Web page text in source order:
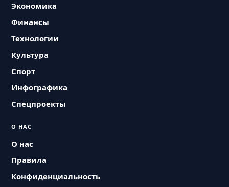
Экономика
Финансы
Технологии
Культура
Спорт
Инфографика
Спецпроекты
О НАС
О нас
Правила
Конфиденциальность